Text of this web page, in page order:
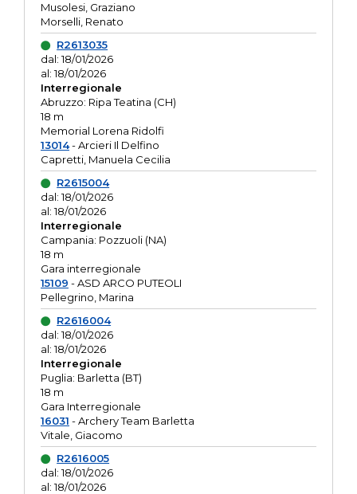
Musolesi, Graziano
Morselli, Renato
R2613035
dal: 18/01/2026
al: 18/01/2026
Interregionale
Abruzzo: Ripa Teatina (CH)
18 m
Memorial Lorena Ridolfi
13014- Arcieri Il Delfino
Capretti, Manuela Cecilia
R2615004
dal: 18/01/2026
al: 18/01/2026
Interregionale
Campania: Pozzuoli (NA)
18 m
Gara interregionale
15109 - ASD ARCO PUTEOLI
Pellegrino, Marina
R2616004
dal: 18/01/2026
al: 18/01/2026
Interregionale
Puglia: Barletta (BT)
18 m
Gara Interregionale
16031 - Archery Team Barletta
Vitale, Giacomo
R2616005
dal: 18/01/2026
al: 18/01/2026